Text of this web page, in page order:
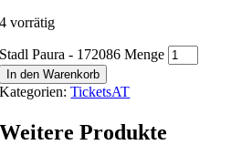
4 vorrätig
Stadl Paura - 172086 Menge
In den Warenkorb
Kategorien:TicketsAT
Weitere Produkte